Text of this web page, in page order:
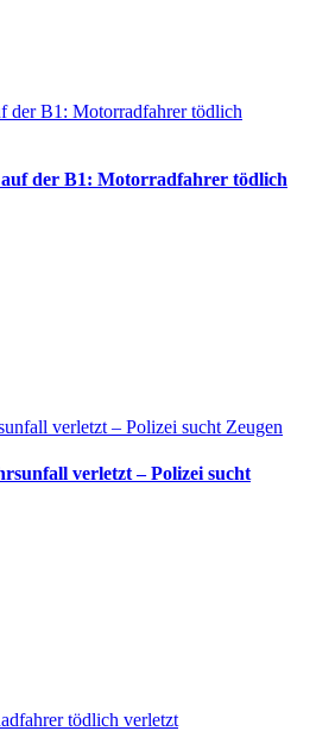
der B1: Motorradfahrer tödlich
der B1: Motorradfahrer tödlich
verletzt – Polizei sucht Zeugen
verletzt – Polizei sucht
tödlich verletzt